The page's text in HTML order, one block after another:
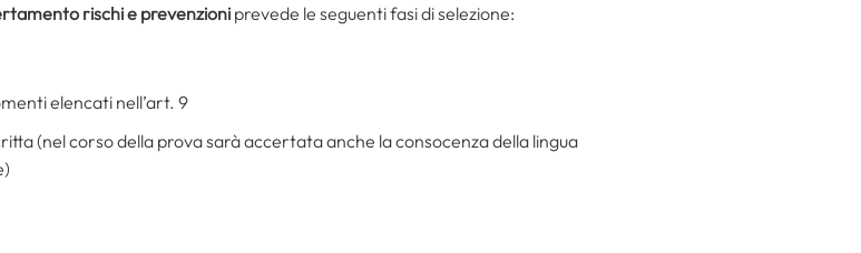
rischi e prevenzioni prevede le seguenti fasi di selezione:
elencati nell’art. 9
(nel corso della prova sarà accertata anche la consocenza della lingua